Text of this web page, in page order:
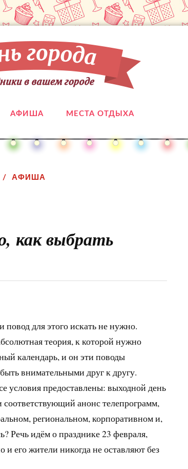
АФИША МЕСТА ОТДЫХА
АФИША
как выбрать
повод для этого искать не нужно.
теория, к которой нужно
календарь, и он эти поводы
внимательными друг к другу.
условия предоставлены: выходной день
соответствующий анонс телепрограмм,
региональном, корпоративном и,
Речь идём о празднике 23 февраля,
его жители никогда не оставляют без